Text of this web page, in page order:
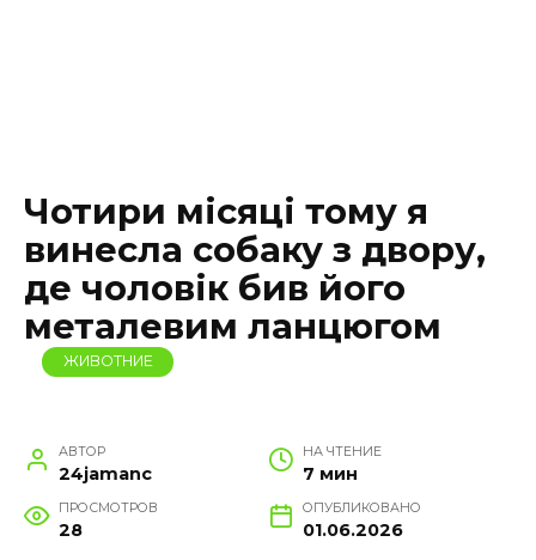
Чотири місяці тому я
винесла собаку з двору,
де чоловік бив його
металевим ланцюгом
ЖИВОТНИЕ
АВТОР
24jamanc
НА ЧТЕНИЕ
7 мин
ПРОСМОТРОВ
28
ОПУБЛИКОВАНО
01.06.2026